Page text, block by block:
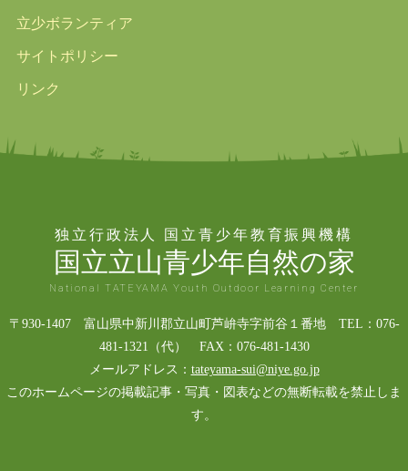
立少ボランティア
サイトポリシー
リンク
独立行政法人 国立青少年教育振興機構
国立立山青少年自然の家
National TATEYAMA Youth Outdoor Learning Center
〒930-1407 富山県中新川郡立山町芦峅寺字前谷１番地 TEL：076-
481-1321（代） FAX：076-481-1430
メールアドレス： tateyama-sui@niye.go.jp
このホームページの掲載記事・写真・図表などの無断転載を禁止しま
す。